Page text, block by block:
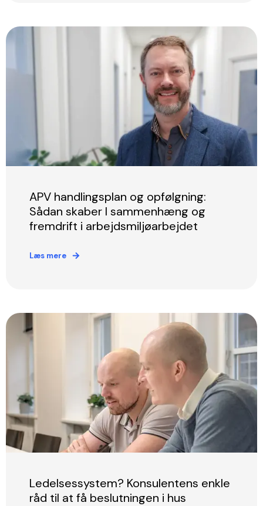
APV handlingsplan og opfølgning:
Sådan skaber I sammenhæng og
fremdrift i arbejdsmiljøarbejdet
Læs mere
Ledelsessystem? Konsulentens enkle
råd til at få beslutningen i hus